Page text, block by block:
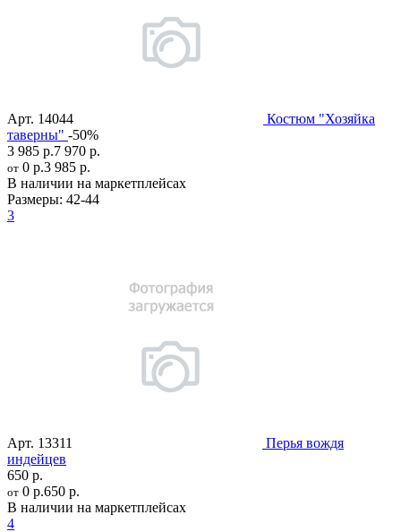
Арт. 14044
Костюм "Хозяйка
таверны" -50%
3 985 р.7 970 р.
от 0 р.3 985 р.
В наличии на маркетплейсах
Размеры: 42-44
3
Арт. 13311
Перья вождя
индейцев
650 р.
от 0 р.650 р.
В наличии на маркетплейсах
4